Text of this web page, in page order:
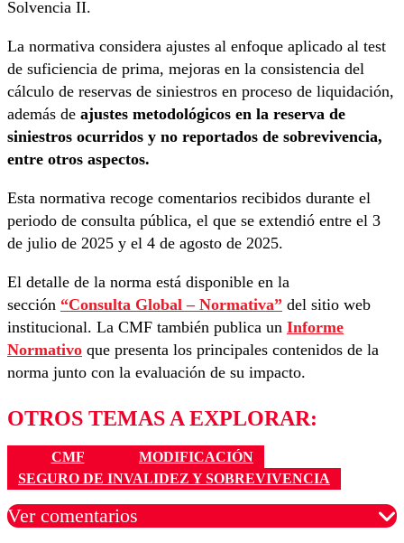
Solvencia II.
La normativa considera ajustes al enfoque aplicado al test
de suficiencia de prima, mejoras en la consistencia del
cálculo de reservas de siniestros en proceso de liquidación,
además de ajustes metodológicos en la reserva de
siniestros ocurridos y no reportados de sobrevivencia,
entre otros aspectos.
Esta normativa recoge comentarios recibidos durante el
periodo de consulta pública, el que se extendió entre el 3
de julio de 2025 y el 4 de agosto de 2025.
El detalle de la norma está disponible en la
sección “Consulta Global – Normativa” del sitio web
institucional. La CMF también publica un Informe
Normativo que presenta los principales contenidos de la
norma junto con la evaluación de su impacto.
OTROS TEMAS A EXPLORAR:
CMF
MODIFICACIÓN
SEGURO DE INVALIDEZ Y SOBREVIVENCIA
Ver comentarios